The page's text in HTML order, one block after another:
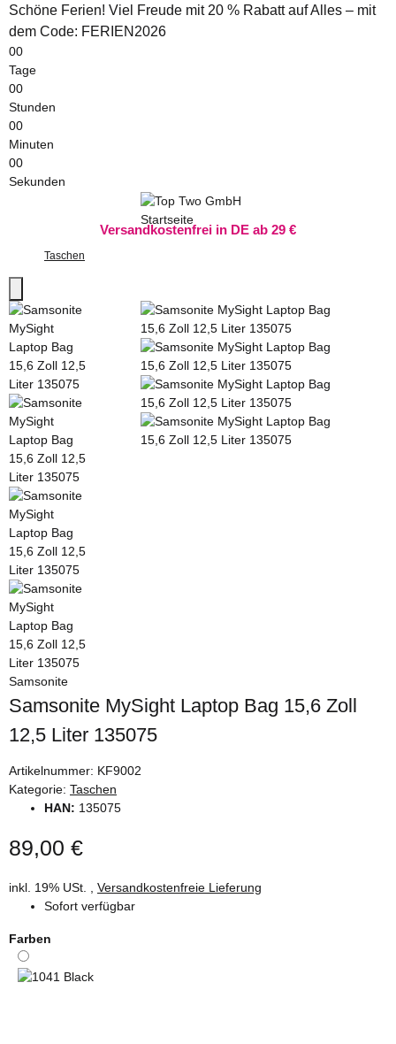
Schöne Ferien! Viel Freude mit 20 % Rabatt auf Alles – mit
dem Code: FERIEN2026
00
Tage
00
Stunden
00
Minuten
00
Sekunden
Versandkostenfrei in DE ab 29 €
Taschen
Samsonite
Samsonite MySight Laptop Bag 15,6 Zoll
12,5 Liter 135075
Artikelnummer: KF9002
Kategorie: Taschen
HAN: 135075
89,00 €
inkl. 19% USt. , Versandkostenfreie Lieferung
Sofort verfügbar
Farben